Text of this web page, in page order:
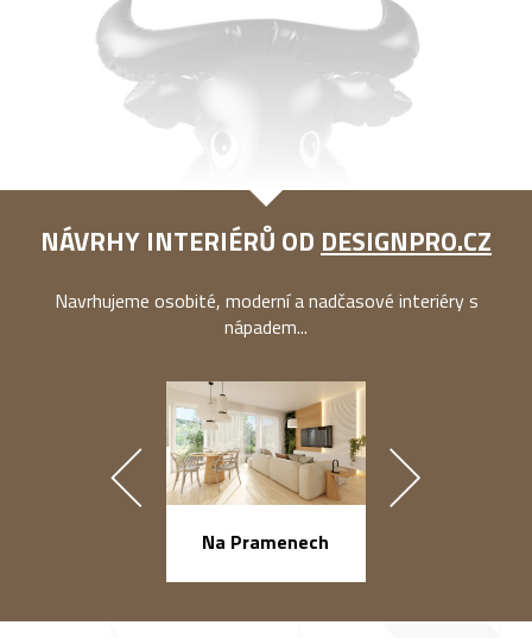
NÁVRHY INTERIÉRŮ OD DESIGNPRO.CZ
Navrhujeme osobité, moderní a nadčasové interiéry s
nápadem...
Na Pramenech